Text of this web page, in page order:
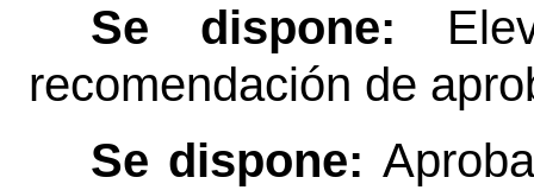
Se dispone:
recomendación de
Se dispone: